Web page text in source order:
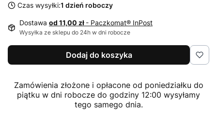
Czas wysyłki:1 dzień roboczy
Dostawa od 11,00 zł - Paczkomat® InPost
Wysyłka ze sklepu do 24h w dni robocze
Dodaj do koszyka
Zamówienia złożone i opłacone od poniedziałku do
piątku w dni robocze do godziny 12:00 wysyłamy
tego samego dnia.